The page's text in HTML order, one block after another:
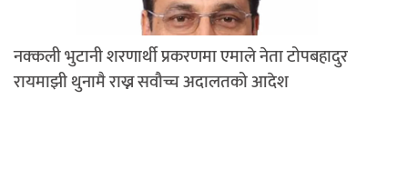
नक्कली भुटानी शरणार्थी प्रकरणमा एमाले नेता टोपबहादुर
रायमाझी थुनामै राख्न सवौच्च अदालतको आदेश